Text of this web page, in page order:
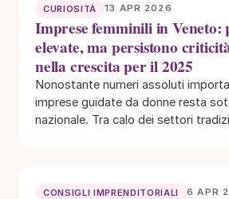
CURIOSITÀ 13 APR 2026
Imprese femminili in Veneto:
elevate, ma persistono
nella crescita per il 2025
Nonostante numeri assoluti
imprese guidate da donne resta
nazionale. Tra calo dei settori
CONSIGLI IMPRENDITORIALI 6 APR